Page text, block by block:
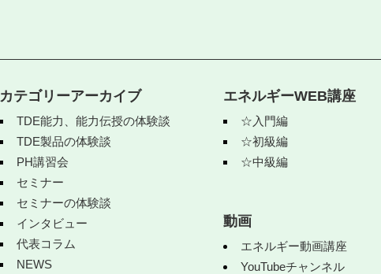
カテゴリーアーカイブ
TDE能力、能力伝授の体験談
TDE製品の体験談
PH講習会
セミナー
セミナーの体験談
インタビュー
代表コラム
NEWS
エネルギーWEB講座
☆入門編
☆初級編
☆中級編
動画
エネルギー動画講座
YouTubeチャンネル